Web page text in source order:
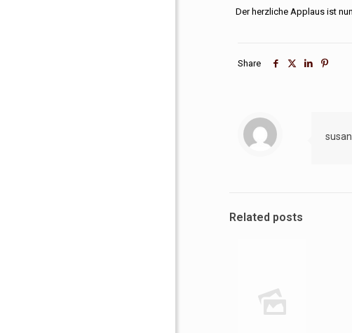
Der herzliche Applaus ist
Share
Related posts